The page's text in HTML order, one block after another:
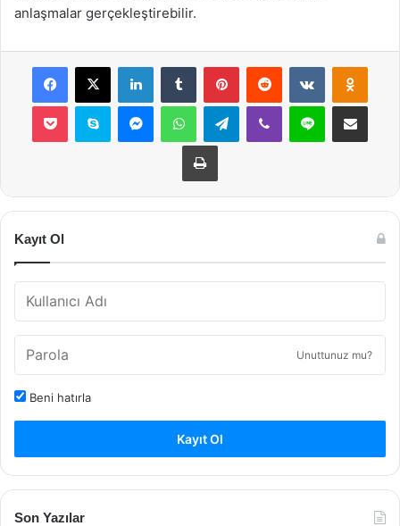
anlaşmalar gerçekleştirebilir.
Facebook
X LinkedInTumblr PinterestReddit VKontakte
Pocket Skype MessengerWhatsAppTelegramViber Line E-Posta ile
Yazdır
Kayıt Ol
Unuttunuz mu?
Beni hatırla
Kayıt Ol
Son Yazılar